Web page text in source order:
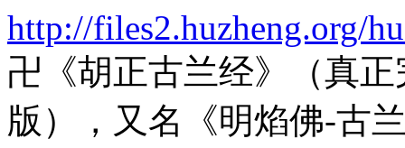
http://files2.huzheng.org/
卍《胡正古兰经》（真
版），又名《明焰佛-古